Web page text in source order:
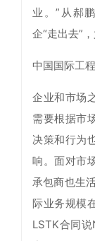
业。”从郝
企“走出去”
中国国际工
企业和市场
需要根据市
决策和行为
响。面对市
承包商也生
际业务规模
LSTK合同